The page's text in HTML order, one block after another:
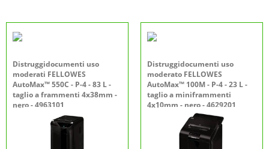
Distruggidocumenti uso
moderati FELLOWES
AutoMax™ 550C - P-4 - 83 L -
taglio a frammenti 4x38mm -
nero - 4963101
Distruggidocumenti uso
moderato FELLOWES
AutoMax™ 100M - P-4 - 23 L -
taglio a miniframmenti
4x10mm - nero - 4629201